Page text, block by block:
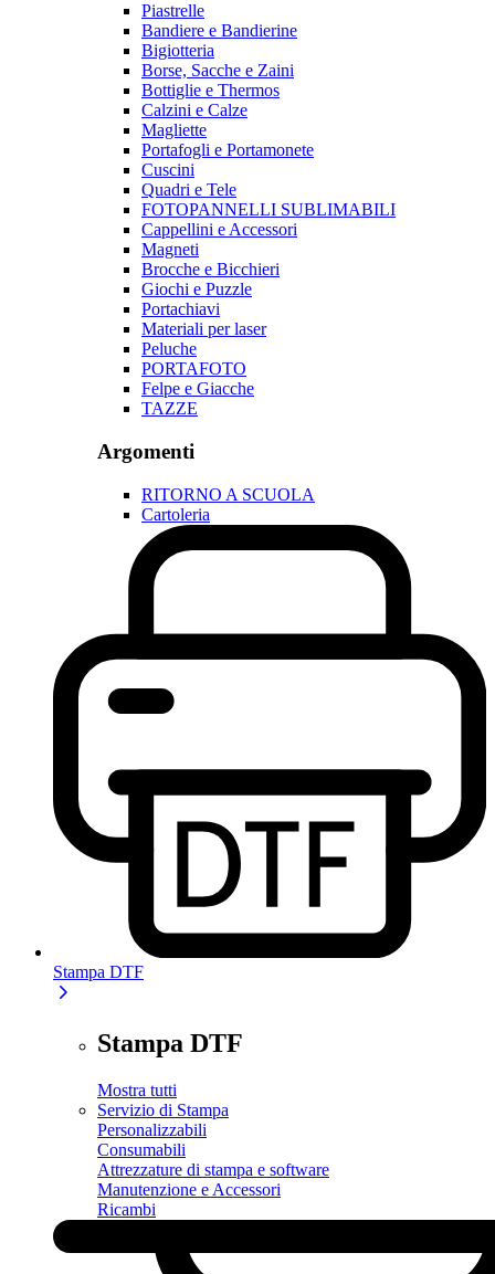
Piastrelle
Bandiere e Bandierine
Bigiotteria
Borse, Sacche e Zaini
Bottiglie e Thermos
Calzini e Calze
Magliette
Portafogli e Portamonete
Cuscini
Quadri e Tele
FOTOPANNELLI SUBLIMABILI
Cappellini e Accessori
Magneti
Brocche e Bicchieri
Giochi e Puzzle
Portachiavi
Materiali per laser
Peluche
PORTAFOTO
Felpe e Giacche
TAZZE
Argomenti
RITORNO A SCUOLA
Cartoleria
Stampa DTF
Stampa DTF
Mostra tutti
Servizio di Stampa
Personalizzabili
Consumabili
Attrezzature di stampa e software
Manutenzione e Accessori
Ricambi